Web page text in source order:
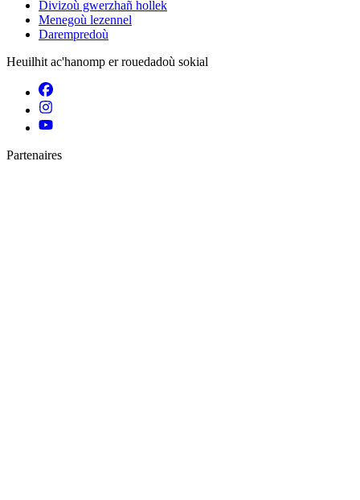
Divizoù gwerzhañ hollek
Menegoù lezennel
Darempredoù
Heuilhit ac'hanomp er rouedadoù sokial
Partenaires